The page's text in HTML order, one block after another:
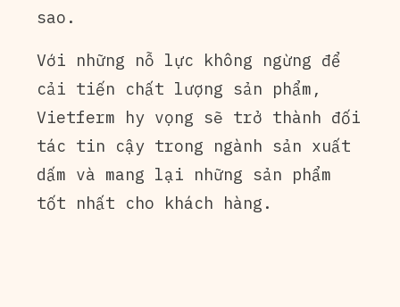
sao.
Với những nỗ lực không ngừng để
cải tiến chất lượng sản phẩm,
Vietferm hy vọng sẽ trở thành đối
tác tin cậy trong ngành sản xuất
dấm và mang lại những sản phẩm
tốt nhất cho khách hàng.